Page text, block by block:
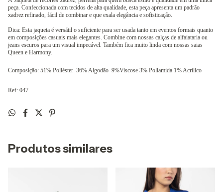
peça. Confeccionada com tecidos de alta qualidade, esta peça apresenta um padrão
xadrez refinado, fácil de combinar e que exala elegância e sofisticação.
Dica: Esta jaqueta é versátil o suficiente para ser usada tanto em eventos formais quanto
em composições casuais mais elegantes. Combine com nossas calças de alfaiataria ou
jeans escuros para um visual impecável. Também fica muito linda com nossas saias
Queen e Harmony.
Composiçāo: 51% Poliéster 36% Algodāo 9%Viscose 3% Poliamida 1% Acrílico
Ref:.047
Produtos similares